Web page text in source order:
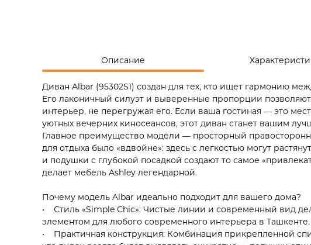
Описание
Диван Albar (95302S1) создан для тех, кто ищет гармонию
Его лаконичный силуэт и выверенные пропорции
интерьер, не перегружая его. Если ваша гостиная — это
уютных вечерних киносеансов, этот диван станет вашим
Главное преимущество модели — просторный
для отдыха было «вдвойне»: здесь с легкостью могут
и подушки с глубокой посадкой создают то самое
делает мебель Ashley легендарной.
Почему модель Albar идеально подходит для вашего дома?
• Стиль «Simple Chic»: Чистые линии и современный вид
элементом для любого современного интерьера в Ташкенте.
• Практичная конструкция: Комбинация прикрепленной